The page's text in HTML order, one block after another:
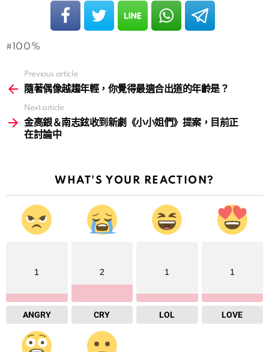
100%
more
Previous article
隨著偶像越趨年輕，你覺得最適合出道的年齡是？
Next article
金高銀＆南志鉉收到新劇《小小姐們》提案，目前正
在討論中
WHAT'S YOUR REACTION?
1
ANGRY
2
CRY
1
LOL
1
LOVE